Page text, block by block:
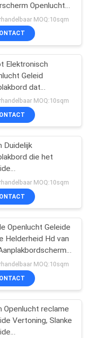
106
Openlucht
Hoge
Hotels
MOQ:10sqm
Elektronisch
Geleid
dat
Digitaal van
MOQ:10sqm
Duidelijk
die het
voor
160 Graad
MOQ:10sqm
Openlucht Geleide
Helderheid Hd van
StraatreclameMOQ:10sqm
Openlucht reclame
Vertoning, Slanke